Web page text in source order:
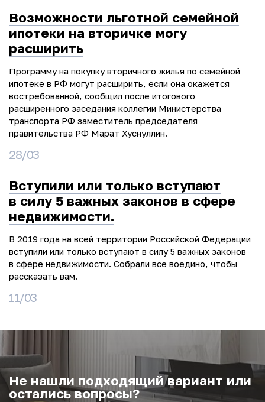
Возможности льготной семейной
ипотеки на вторичке могу
расширить
Программу на покупку вторичного жилья по семейной
ипотеке в РФ могут расширить, если она окажется
востребованной, сообщил после итогового
расширенного заседания коллегии Министерства
транспорта РФ заместитель председателя
правительства РФ Марат Хуснуллин.
28/03
Вступили или только вступают
в силу 5 важных законов в сфере
недвижимости.
В 2019 года на всей территории Российской Федерации
вступили или только вступают в силу 5 важных законов
в сфере недвижимости. Собрали все воедино, чтобы
рассказать вам.
11/03
Не нашли подходящий вариант или
остались вопросы?